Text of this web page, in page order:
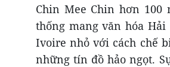
Chin Mee Chin hơn
thống mang văn hóa
Ivoire nhỏ với cách chế
những tín đồ hảo ngọt.